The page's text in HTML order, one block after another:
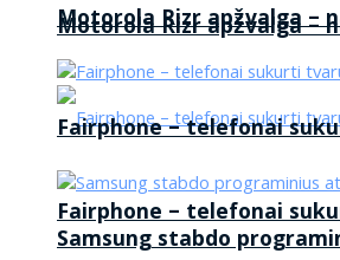
Motorola Rizr apžvalga –
Fairphone – telefonai
Motorola Rizr apžvalga –
Fairphone – telefonai
Samsung stabdo